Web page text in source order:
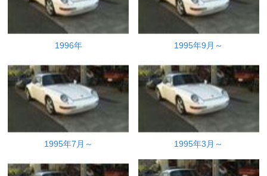
1996年 1995年9月～
1995年7月～ 1995年3月～